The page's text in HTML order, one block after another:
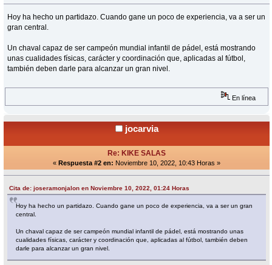
Hoy ha hecho un partidazo. Cuando gane un poco de experiencia, va a ser un
gran central.
Un chaval capaz de ser campeón mundial infantil de pádel, está mostrando
unas cualidades físicas, carácter y coordinación que, aplicadas al fútbol,
también deben darle para alcanzar un gran nivel.
En línea
jocarvia
Re: KIKE SALAS
« Respuesta #2 en: Noviembre 10, 2022, 10:43 Horas »
Cita de: joseramonjalon en Noviembre 10, 2022, 01:24 Horas
Hoy ha hecho un partidazo. Cuando gane un poco de experiencia, va a ser un gran
central.
Un chaval capaz de ser campeón mundial infantil de pádel, está mostrando unas
cualidades físicas, carácter y coordinación que, aplicadas al fútbol, también deben
darle para alcanzar un gran nivel.